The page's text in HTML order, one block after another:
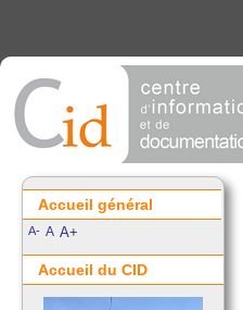
Accueil général
A- A A+
Accueil du CID